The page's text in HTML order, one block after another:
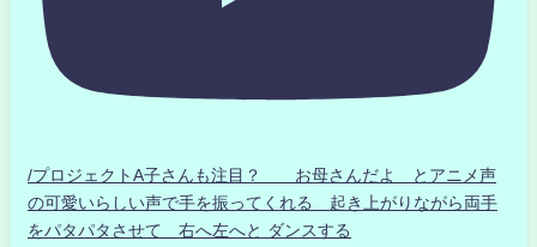
/プロジェクトA子さんも注目？ お母さんだよ とアニメ声
の可愛いらしい声で手を振ってくれる 起き上がりながら両手
をパタパタさせて 右へ左へと ダンスする